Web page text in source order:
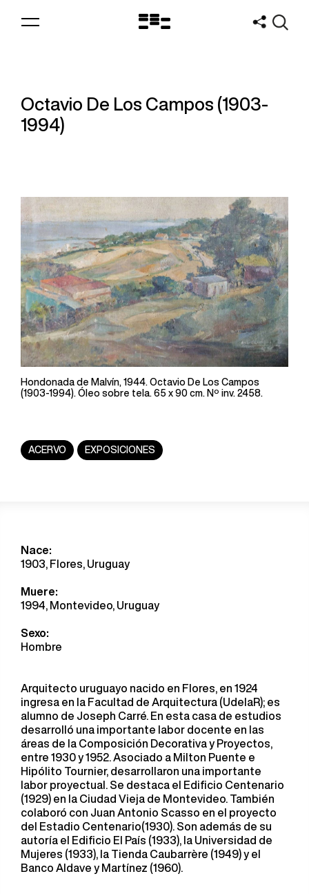
Logo
Octavio De Los Campos (1903-
1994)
Hondonada de Malvín, 1944. Octavio De Los Campos
(1903-1994). Óleo sobre tela. 65 x 90 cm. Nº inv. 2458.
ACERVO EXPOSICIONES
Nace:
1903, Flores, Uruguay
Muere:
1994, Montevideo, Uruguay
Sexo:
Hombre
Arquitecto uruguayo nacido en Flores, en 1924
ingresa en la Facultad de Arquitectura (UdelaR); es
alumno de Joseph Carré. En esta casa de estudios
desarrolló una importante labor docente en las
áreas de la Composición Decorativa y Proyectos,
entre 1930 y 1952. Asociado a Milton Puente e
Hipólito Tournier, desarrollaron una importante
labor proyectual. Se destaca el Edificio Centenario
(1929) en la Ciudad Vieja de Montevideo. También
colaboró con Juan Antonio Scasso en el proyecto
del Estadio Centenario(1930). Son además de su
autoría el Edificio El País (1933), la Universidad de
Mujeres (1933), la Tienda Caubarrère (1949) y el
Banco Aldave y Martínez (1960).